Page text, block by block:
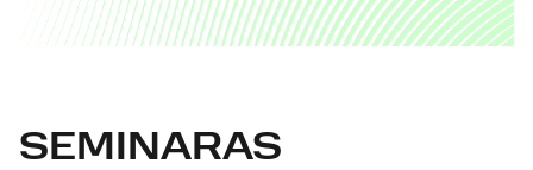
SEMINARAS